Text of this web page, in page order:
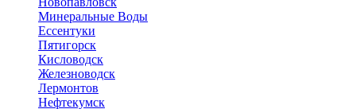
Минеральные Воды
Ессентуки
Пятигорск
Кисловодск
Железноводск
Лермонтов
Нефтекумск